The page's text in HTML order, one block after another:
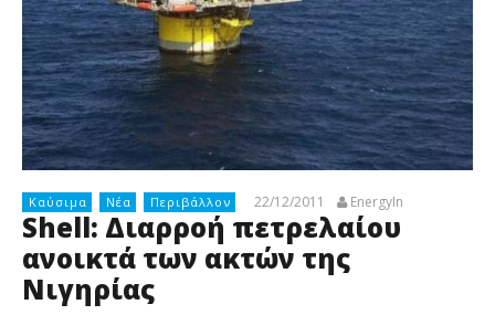
Καύσιμα Νέα Περιβάλλον 22/12/2011 EnergyIn
Shell: Διαρροή πετρελαίου
ανοικτά των ακτών της
Νιγηρίας